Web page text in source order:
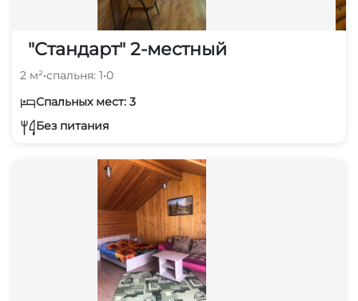
"Стандарт" 2-местный
2 м²•спальня: 1•0
Спальных мест: 3
Без питания